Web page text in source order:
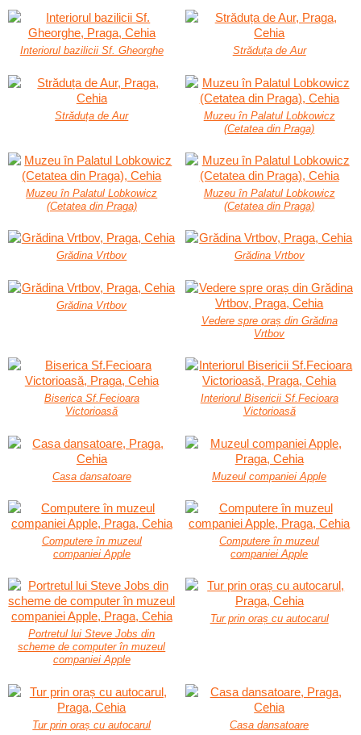
Interiorul bazilicii Sf. Gheorghe Străduța de Aur
Străduța de Aur
Muzeu în Palatul Lobkowicz
(Cetatea din Praga)
Muzeu în Palatul Lobkowicz
(Cetatea din Praga)
Muzeu în Palatul Lobkowicz
(Cetatea din Praga)
Grădina Vrtbov Grădina Vrtbov
Grădina Vrtbov
Vedere spre oraș din Grădina
Vrtbov
Biserica Sf.Fecioara
Victorioasă
Interiorul Bisericii Sf.Fecioara
Victorioasă
Casa dansatoare Muzeul companiei Apple
Computere în muzeul
companiei Apple
Computere în muzeul
companiei Apple
Portretul lui Steve Jobs din
scheme de computer în muzeul
companiei Apple
Tur prin oraș cu autocarul
Tur prin oraș cu autocarul Casa dansatoare